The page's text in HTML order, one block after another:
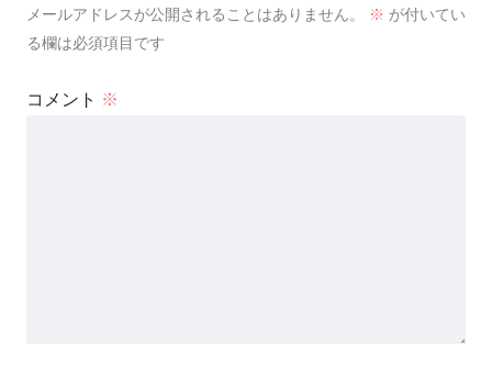
メールアドレスが公開されることはありません。 ※ が付いてい
る欄は必須項目です
コメント ※